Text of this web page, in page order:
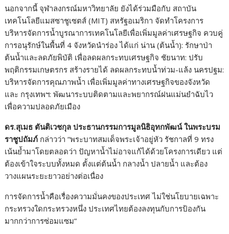
นอกจากนี้ จุฬาลงกรณ์มหาวิทยาลัย ยังได้ร่วมมือกับ สถาบัน
เทคโนโลยีแมสซาชูเซตส์ (MIT) สหรัฐอเมริกา จัดทำโครงการ
บริหารจัดการน้ำบูรณาการเทคโนโลยีเพื่อเพิ่มมูลค่าเศรษฐกิจ ควบคู่
การอนุรักษ์ในพื้นที่ 4 จังหวัดนำร่อง ได้แก่ น่าน (ต้นน้ำ): รักษาป่า
ต้นน้ำและลดภัยพิบัติ เพื่อลดผลกระทบเศรษฐกิจ ชัยนาท: ปรับ
พฤติกรรมเกษตรกร สร้างรายได้ ลดผลกระทบน้ำท่วม-แล้ง นครปฐม:
บริหารจัดการคุณภาพน้ำ เพื่อเพิ่มมูลค่าทางเศรษฐกิจของจังหวัด
และ กรุงเทพฯ: พัฒนาระบบติดตามและพยากรณ์ฝนแม่นยำฉับไว
เพื่อความปลอดภัยเมือง
ดร.สุเมธ ตันติเวชกุล ประธานกรรมการมูลนิธิอุทกพัฒน์ ในพระบรม
ราชูปถัมภ์ กล่าวว่า “พระบาทสมเด็จพระเจ้าอยู่หัว รัชกาลที่ 9 ทรง
เน้นย้ำมาโดยตลอดว่า ปัญหาน้ำไม่อาจแก้ได้ด้วยโครงการเดียว แต่
ต้องเข้าใจระบบทั้งหมด ตั้งแต่ต้นน้ำ กลางน้ำ ปลายน้ำ และต้อง
วางแผนระยะยาวอย่างต่อเนื่อง
การจัดการน้ำคือเรื่องความมั่นคงของประเทศ ไม่ใช่นโยบายเฉพาะ
กระทรวงใดกระทรวงหนึ่ง ประเทศไทยต้องลงทุนกับการป้องกัน
มากกว่าการซ่อมแซม”